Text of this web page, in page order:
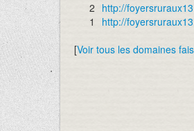
2 http://
1
http://
[Voir tous les domaines